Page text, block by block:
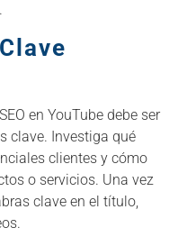
en YouTube debe ser
clave. Investiga qué
clientes y cómo
o servicios. Una vez
clave en el título,